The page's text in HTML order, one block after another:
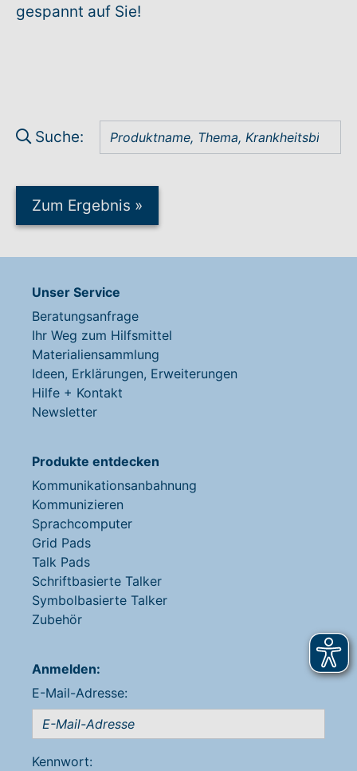
gespannt auf Sie!
Suche:
Zum Ergebnis »
Unser Service
Beratungsanfrage
Ihr Weg zum Hilfsmittel
Materialiensammlung
Ideen, Erklärungen, Erweiterungen
Hilfe + Kontakt
Newsletter
Produkte entdecken
Kommunikationsanbahnung
Kommunizieren
Sprachcomputer
Grid Pads
Talk Pads
Schriftbasierte Talker
Symbolbasierte Talker
Zubehör
Anmelden:
E-Mail-Adresse:
Kennwort: